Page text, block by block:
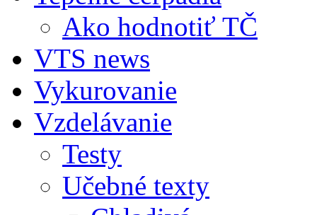
Ako hodnotiť TČ
VTS news
Vykurovanie
Vzdelávanie
Testy
Učebné texty